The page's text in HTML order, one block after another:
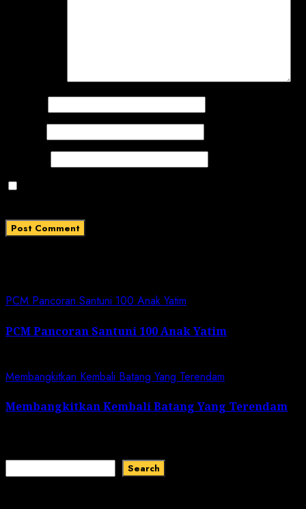
PCM Pancoran Santuni 100 Anak Yatim
PCM Pancoran Santuni 100 Anak Yatim
Membangkitkan Kembali Batang Yang Terendam
Membangkitkan Kembali Batang Yang Terendam
Search